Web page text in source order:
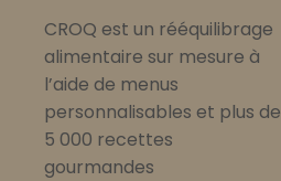
CROQ est un rééquilibrage
alimentaire sur mesure à
l’aide de menus
personnalisables et plus de
5 000 recettes
gourmandes